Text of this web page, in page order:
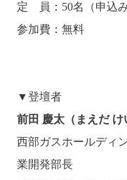
定 員：50名（申込み
参加費：無料
▼登壇者
前田 慶太（まえだ け
西部ガスホールデ
業開発部長